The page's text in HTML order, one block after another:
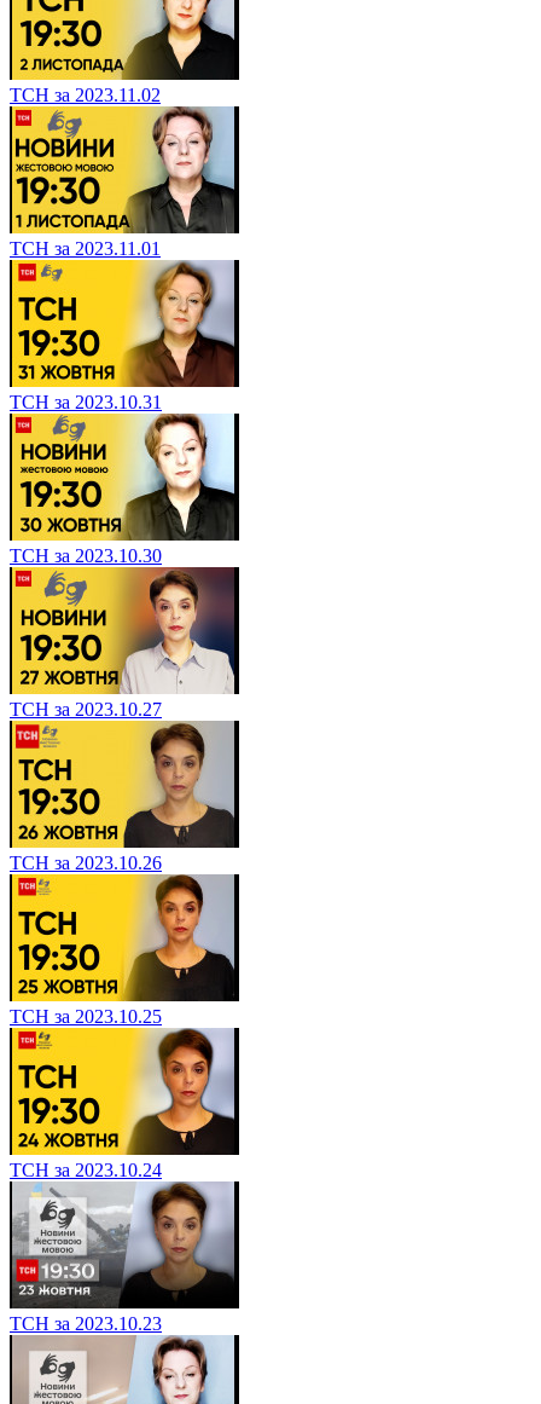
ТСН за 2023.11.02
ТСН за 2023.11.01
ТСН за 2023.10.31
ТСН за 2023.10.30
ТСН за 2023.10.27
ТСН за 2023.10.26
ТСН за 2023.10.25
ТСН за 2023.10.24
ТСН за 2023.10.23